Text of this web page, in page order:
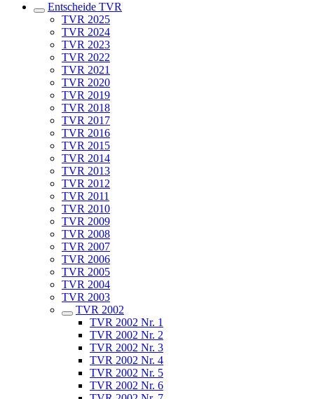
Entscheide TVR
TVR 2025
TVR 2024
TVR 2023
TVR 2022
TVR 2021
TVR 2020
TVR 2019
TVR 2018
TVR 2017
TVR 2016
TVR 2015
TVR 2014
TVR 2013
TVR 2012
TVR 2011
TVR 2010
TVR 2009
TVR 2008
TVR 2007
TVR 2006
TVR 2005
TVR 2004
TVR 2003
TVR 2002
TVR 2002 Nr. 1
TVR 2002 Nr. 2
TVR 2002 Nr. 3
TVR 2002 Nr. 4
TVR 2002 Nr. 5
TVR 2002 Nr. 6